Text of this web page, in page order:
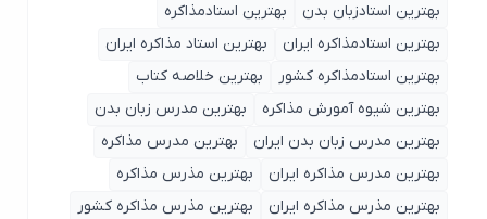
بهترین استادزبان بدن
بهترین استادمذاکره
بهترین استادمذاکره ایران
بهترین استاد مذاکره ایران
بهترین استادمذاکره کشور
بهترین خلاصه کتاب
بهترین شیوه آمورش مذاکره
بهترین مدرس زبان بدن
بهترین مدرس زبان بدن ایران
بهترین مدرس مذاکره
بهترین مدرس مذاکره ایران
بهترین مذرس مذاکره
بهترین مذرس مذاکره ایران
بهترین مذرس مذاکره کشور